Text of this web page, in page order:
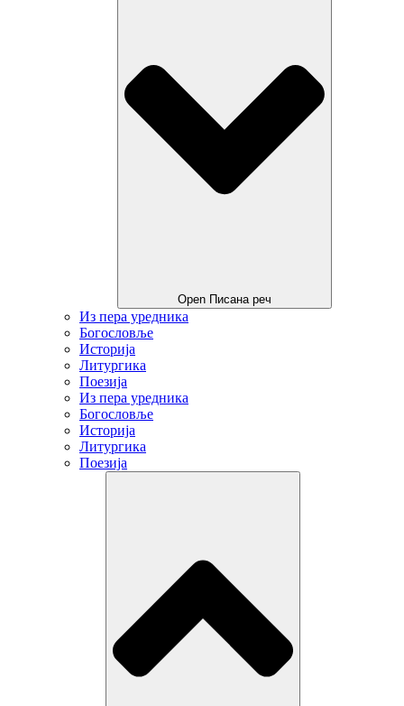
Open Писана реч
Из пера уредника
Богословље
Историја
Литургика
Поезија
Из пера уредника
Богословље
Историја
Литургика
Поезија